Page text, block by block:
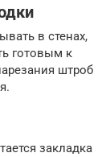
в стенах,
готовым к
штроб
закладка